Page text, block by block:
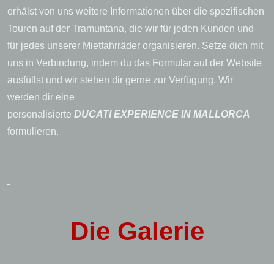
erhälst von uns weitere Informationen über die spezifischen
Touren auf der Tramuntana, die wir für jeden Kunden und
für jedes unserer Mietfahrräder organisieren. Setze dich mit
uns in Verbindung, indem du das Formular auf der Website
ausfüllst und wir stehen dir gerne zur Verfügung. Wir
werden dir eine
personalisierte DUCATI EXPERIENCE IN MALLORCA
formulieren.
Die Galerie